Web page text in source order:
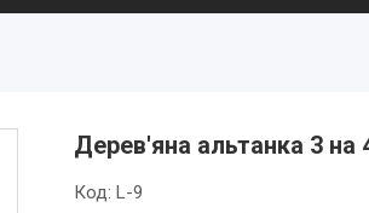
Дерев'яна альтанка 3 на
Код: L-9